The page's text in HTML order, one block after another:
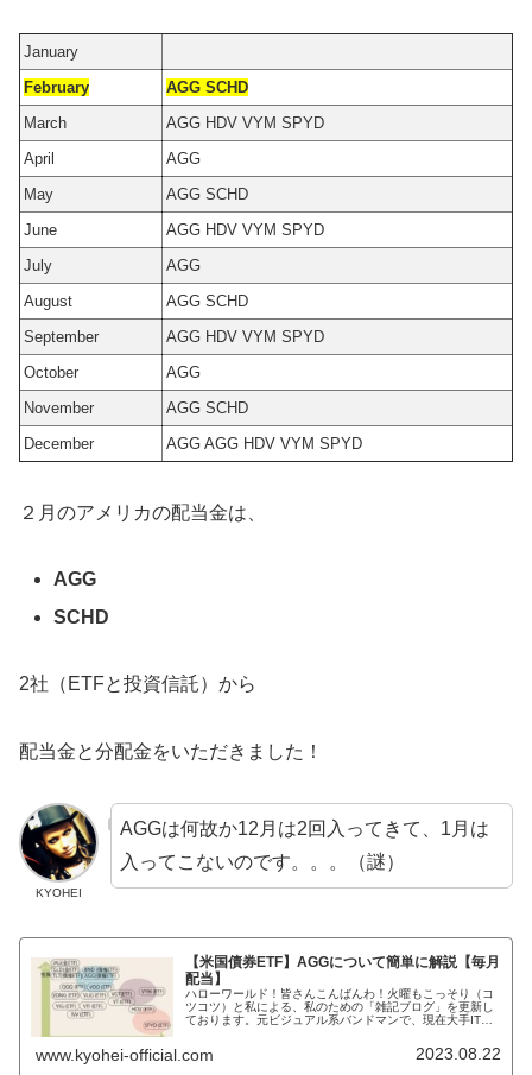
January
February
AGG SCHD
March
AGG HDV VYM SPYD
April
AGG
May
AGG SCHD
June
AGG HDV VYM SPYD
July
AGG
August
AGG SCHD
September
AGG HDV VYM SPYD
October
AGG
November
AGG SCHD
December
AGG AGG HDV VYM SPYD
２月のアメリカの配当金は、
AGG
SCHD
2社（ETFと投資信託）から
配当金と分配金をいただきました！
KYOHEI
AGGは何故か12月は2回入ってきて、1月は
入ってこないのです。。。（謎）
【米国債券ETF】AGGについて簡単に解説【毎月
配当】
ハローワールド！皆さんこんばんわ！火曜もこっそり（コ
ツコツ）と私による、私のための「雑記ブログ」を更新し
ております。元ビジュアル系バンドマンで、現在大手IT系
www.kyohei-official.com 2023.08.22